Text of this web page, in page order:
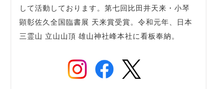
して活動しております。第七回比田井天来・小琴
顕彰佐久全国臨書展 天来賞受賞。令和元年、日本
三霊山 立山山頂 雄山神社峰本社に看板奉納。